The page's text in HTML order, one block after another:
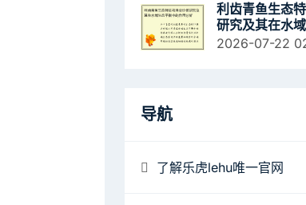
利齿青鱼生态
研究及其在水
作用分析
2026-07-22
导航
了解乐虎lehu唯一官网